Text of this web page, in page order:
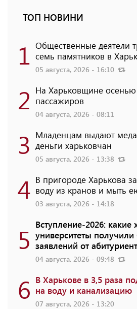
ТОП НОВИНИ
1 Общественные деятели
семь памятников в
05 августа, 2026 - 16:10
2 На Харьковщине осенью
пассажиров
04 августа, 2026 - 08:11
3 Младенцам выдают
деньги харьковчан
05 августа, 2026 - 13:38
4 В пригороде Харькова
воду из кранов и мыть
03 августа, 2026 - 14:18
5 Вступление-2026: какие
университеты
заявлений от
04 августа, 2026 - 09:48
6 В Харькове в 3,5 раза
на воду и канализацию
07 августа, 2026 - 13:20